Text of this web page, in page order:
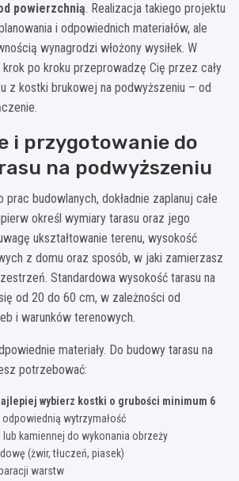
powierzchnią. Realizacja takiego projektu
i odpowiednich materiałów, ale
wynagrodzi włożony wysiłek. W
po kroku przeprowadzę Cię przez cały
z kostki brukowej na podwyższeniu – od
i przygotowanie do
na podwyższeniu
budowlanych, dokładnie zaplanuj całe
określ wymiary tarasu oraz jego
ukształtowanie terenu, wysokość
z domu oraz sposób, w jaki zamierzasz
Standardowa wysokość tarasu na
od 20 do 60 cm, w zależności od
i warunków terenowych.
materiały. Do budowy tarasu na
potrzebować:
wybierz kostki o grubości minimum 6
wytrzymałość
kamiennej do wykonania obrzeży
(żwir, tłuczeń, piasek)
warstw